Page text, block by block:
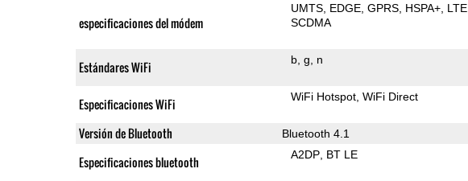
especificaciones del módem
UMTS EDGE GPRS HSPA+ LTE
SCDMA
Estándares WiFi b g n
Especificaciones WiFi WiFi Hotspot WiFi Direct
Versión de Bluetooth Bluetooth 4.1
Especificaciones bluetooth A2DP BT LE